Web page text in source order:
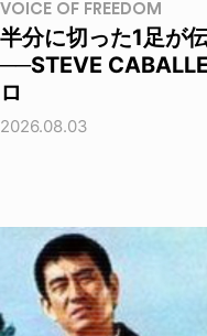
VOICE OF FREEDOM
半分に切った1足が
──STEVE
ロ
2026.08.03